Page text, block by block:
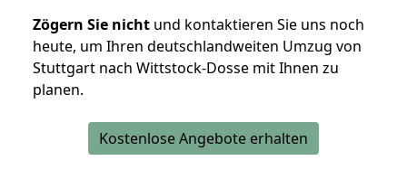
Zögern Sie nicht und kontaktieren Sie uns noch
heute, um Ihren deutschlandweiten Umzug von
Stuttgart nach Wittstock-Dosse mit Ihnen zu
planen.
Kostenlose Angebote erhalten